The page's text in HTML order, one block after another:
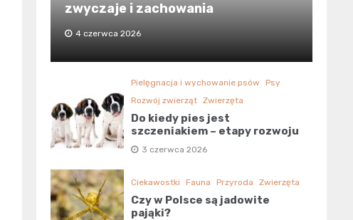
zwyczaje i zachowania
4 czerwca 2026
Pielęgnacja i wychowanie psów
Psy
Rozwój zwierząt Zwierzęta
Do kiedy pies jest
szczeniakiem – etapy rozwoju
3 czerwca 2026
Ciekawostki Fauna Przyroda Zwierzęta
Czy w Polsce są jadowite
pająki?